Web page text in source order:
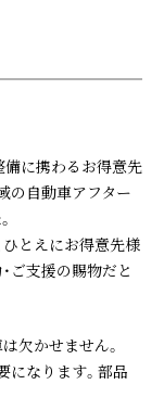
備に携わるお得意先
の自動車アフター
ひとえにお得意先様
ご支援の賜物だと
欠かせません。
になります。部品